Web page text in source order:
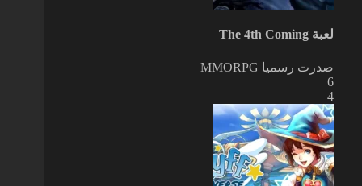
لعبة The 4th Coming
صدرت رسميا MMORPG
6
4